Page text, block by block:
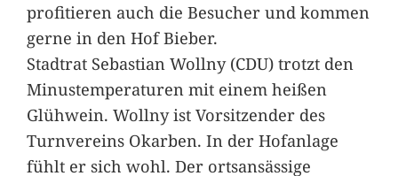
profitieren auch die Besucher und kommen
gerne in den Hof Bieber.
Stadtrat Sebastian Wollny (CDU) trotzt den
Minustemperaturen mit einem heißen
Glühwein. Wollny ist Vorsitzender des
Turnvereins Okarben. In der Hofanlage
fühlt er sich wohl. Der ortsansässige